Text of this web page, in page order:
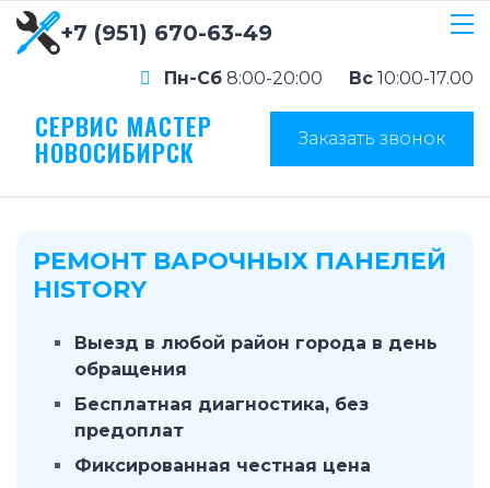
+7 (951) 670-63-49
Пн-Сб 8:00-20:00 Вс 10:00-17.00
СЕРВИС МАСТЕР
НОВОСИБИРСК Заказать звонок
РЕМОНТ ВАРОЧНЫХ ПАНЕЛЕЙ
HISTORY
Выезд в любой район города в день
обращения
Бесплатная диагностика, без
предоплат
Фиксированная честная цена